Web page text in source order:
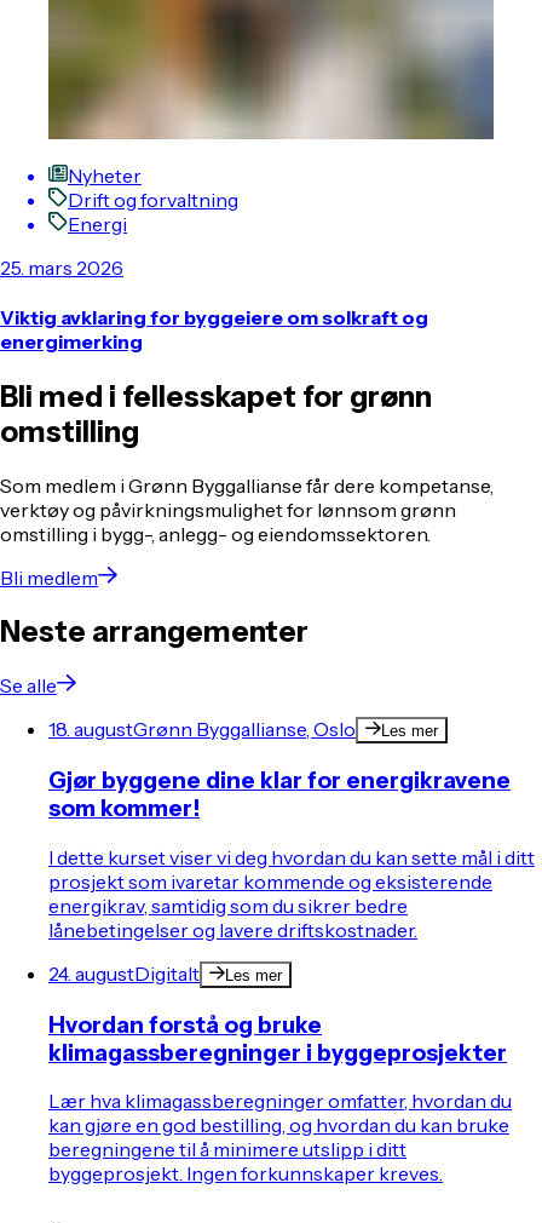
Nyheter
Drift og forvaltning
Energi
25. mars 2026
Viktig avklaring for byggeiere om solkraft og
energimerking
Bli med i fellesskapet for grønn
omstilling
Som medlem i Grønn Byggallianse får dere kompetanse,
verktøy og påvirkningsmulighet for lønnsom grønn
omstilling i bygg-, anlegg- og eiendomssektoren.
Bli medlem
Neste arrangementer
Se alle
18. augustGrønn Byggallianse, Oslo Les mer
Gjør byggene dine klar for energikravene
som kommer!
I dette kurset viser vi deg hvordan du kan sette mål i ditt
prosjekt som ivaretar kommende og eksisterende
energikrav, samtidig som du sikrer bedre
lånebetingelser og lavere driftskostnader.
24. augustDigitalt Les mer
Hvordan forstå og bruke
klimagassberegninger i byggeprosjekter
Lær hva klimagassberegninger omfatter, hvordan du
kan gjøre en god bestilling, og hvordan du kan bruke
beregningene til å minimere utslipp i ditt
byggeprosjekt. Ingen forkunnskaper kreves.